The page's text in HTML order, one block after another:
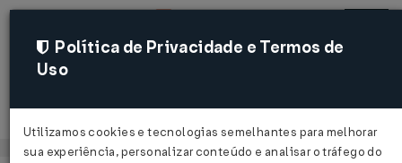
Acessar
Política de Privacidade e Termos de
Uso
Utilizamos cookies e tecnologias semelhantes para melhorar
sua experiência, personalizar conteúdo e analisar o tráfego do